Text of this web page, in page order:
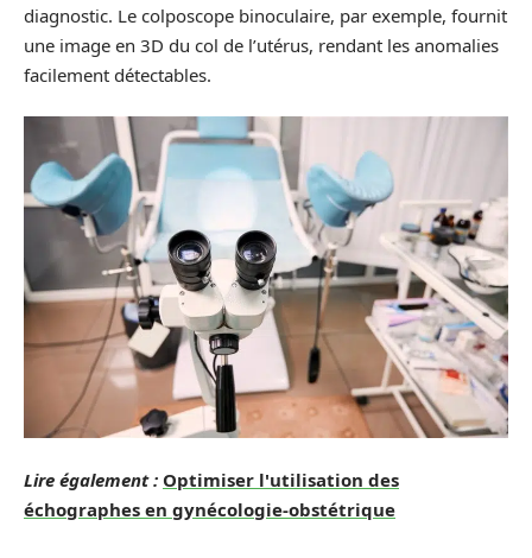
diagnostic. Le colposcope binoculaire, par exemple, fournit
une image en 3D du col de l’utérus, rendant les anomalies
facilement détectables.
Lire également : Optimiser l'utilisation des
échographes en gynécologie-obstétrique